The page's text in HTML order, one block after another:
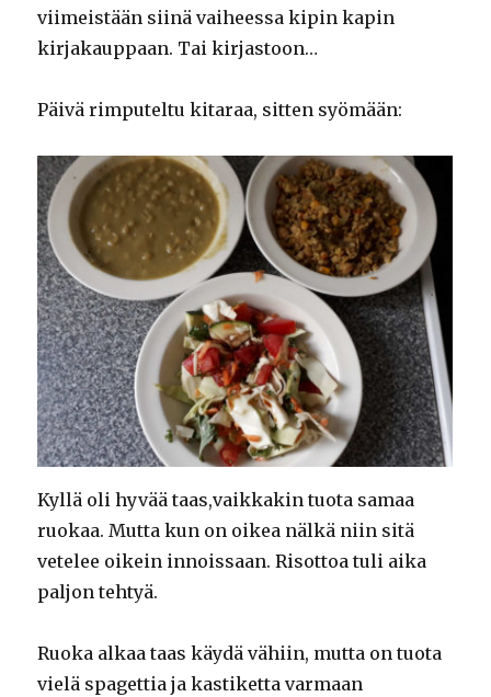
viimeistään siinä vaiheessa kipin kapin
kirjakauppaan. Tai kirjastoon…
Päivä rimputeltu kitaraa, sitten syömään:
Kyllä oli hyvää taas,vaikkakin tuota samaa
ruokaa. Mutta kun on oikea nälkä niin sitä
vetelee oikein innoissaan. Risottoa tuli aika
paljon tehtyä.
Ruoka alkaa taas käydä vähiin, mutta on tuota
vielä spagettia ja kastiketta varmaan